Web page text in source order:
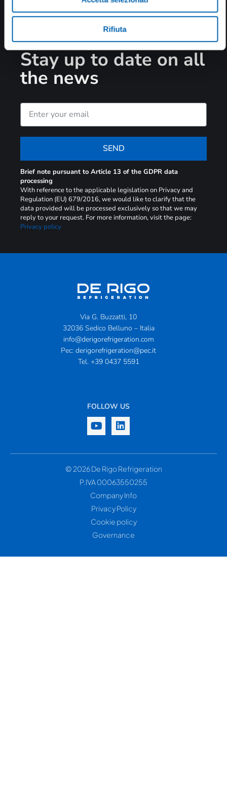
Rifiuta
SUBSCRIBE TO THE
NEWSLETTER
Stay up to date on all
the news
SEND
Brief note pursuant to Article 13 of the GDPR data
processing
With reference to the applicable legislation on Privacy and
Regulation (EU) 679/2016, we would like to clarify that the
data provided will be processed exclusively so that we may
reply to your request. For more information, visit the page:
Privacy policy
Via G. Buzzatti, 10
32036 Sedico Belluno – Italia
info@derigorefrigeration.com
Pec: derigorefrigeration@pec.it
Tel. +39 0437 5591
FOLLOW US
© 2026 De Rigo Refrigeration
P.IVA 00063550255
Company Info
Privacy Policy
Cookie policy
Governance